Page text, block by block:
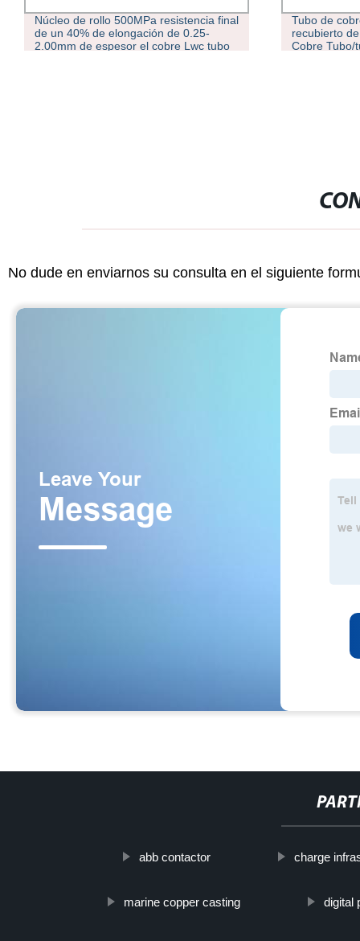
Tubo de cobre Amarillo tubo de cobre
recubierto de polietileno Wickes 22mm
Cobre Tubo/tubería
Venta en
de aluminio
aluminio
No dude en enviarnos su consulta en el siguiente
abb contactor charge
marine copper casting digital